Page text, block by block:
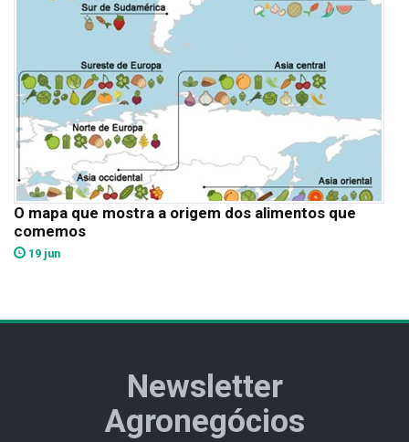
O mapa que mostra a origem dos alimentos que
comemos
19 jun
Newsletter
Agronegócios